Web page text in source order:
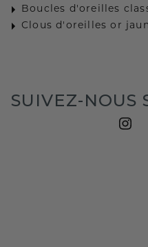
Boucles d'oreilles
Clous d'oreilles or
SUIVEZ-NOUS